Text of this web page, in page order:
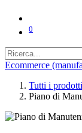
0
Ecommerce
Tutti i prodotti
Piano di